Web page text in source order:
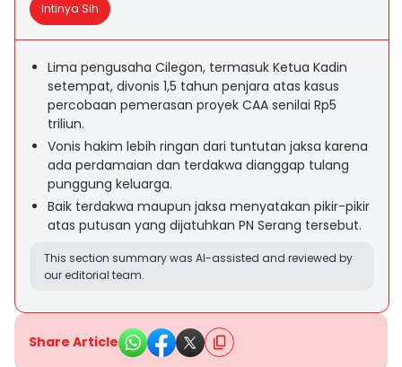
Intinya Sih
Lima pengusaha Cilegon, termasuk Ketua Kadin
setempat, divonis 1,5 tahun penjara atas kasus
percobaan pemerasan proyek CAA senilai Rp5
triliun.
Vonis hakim lebih ringan dari tuntutan jaksa karena
ada perdamaian dan terdakwa dianggap tulang
punggung keluarga.
Baik terdakwa maupun jaksa menyatakan pikir-pikir
atas putusan yang dijatuhkan PN Serang tersebut.
This section summary was AI-assisted and reviewed by
our editorial team.
Share Article